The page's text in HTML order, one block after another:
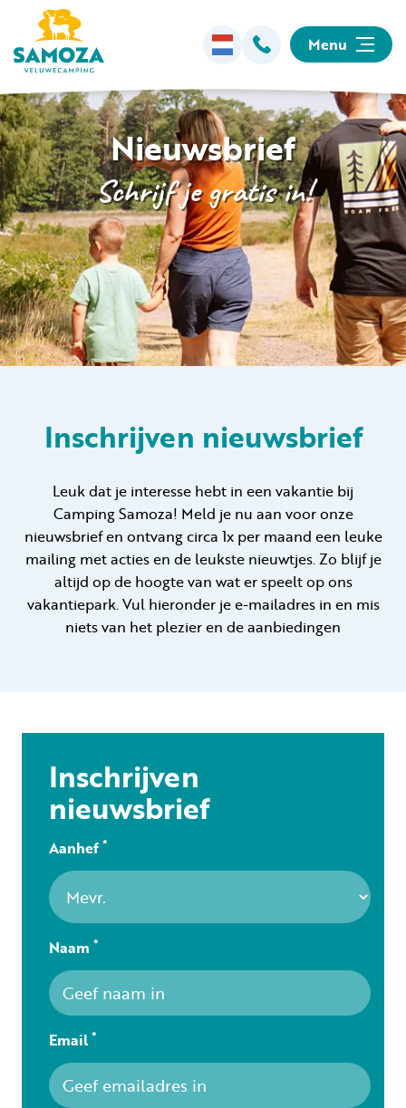
Menu
Overnachten
Faciliteiten
Animatie
Omgeving
Informatie
Particulier huren
+31 (0) 577 411 283
Mijn Samoza
Nieuwsbrief
Schrijf je gratis in!
Inschrijven nieuwsbrief
Leuk dat je interesse hebt in een vakantie bij
Camping Samoza! Meld je nu aan voor onze
nieuwsbrief en ontvang circa 1x per maand een leuke
mailing met acties en de leukste nieuwtjes. Zo blijf je
altijd op de hoogte van wat er speelt op ons
vakantiepark. Vul hieronder je e-mailadres in en mis
niets van het plezier en de aanbiedingen
Inschrijven
nieuwsbrief
Aanhef *
Naam *
Email *